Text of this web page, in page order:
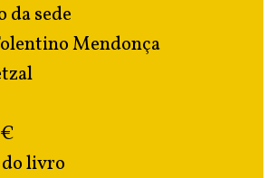
da sede
Mendonça
livro